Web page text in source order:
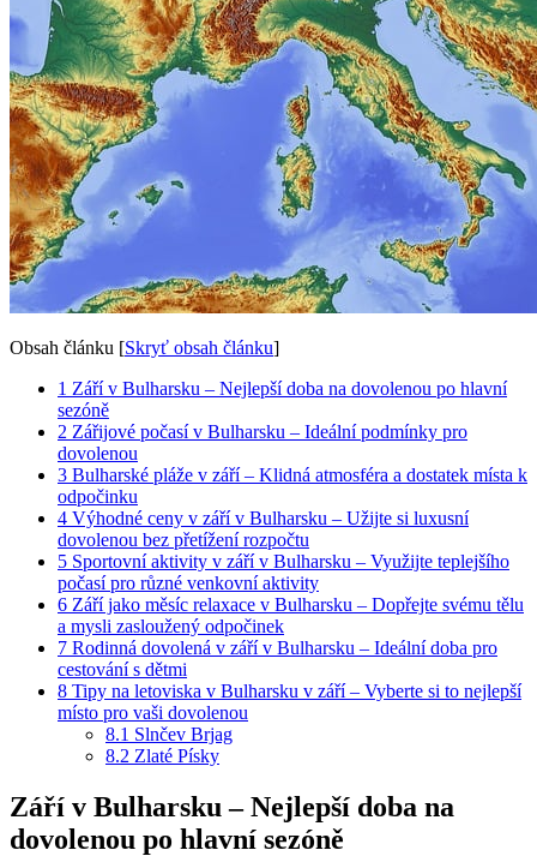
Obsah článku [Skryť obsah článku]
1 Září v Bulharsku – Nejlepší doba na dovolenou po hlavní
sezóně
2 Zářijové počasí v Bulharsku – Ideální podmínky pro
dovolenou
3 Bulharské pláže v září – Klidná atmosféra a dostatek místa k
odpočinku
4 Výhodné ceny v září v Bulharsku – Užijte si luxusní
dovolenou bez přetížení rozpočtu
5 Sportovní aktivity v září v Bulharsku – Využijte teplejšího
počasí pro různé venkovní aktivity
6 Září jako měsíc relaxace v Bulharsku – Dopřejte svému tělu
a mysli zasloužený odpočinek
7 Rodinná dovolená v září v Bulharsku – Ideální doba pro
cestování s dětmi
8 Tipy na letoviska v Bulharsku v září – Vyberte si to nejlepší
místo pro vaši dovolenou
8.1 Slnčev Brjag
8.2 Zlaté Písky
Září v Bulharsku – Nejlepší doba na
dovolenou po hlavní sezóně